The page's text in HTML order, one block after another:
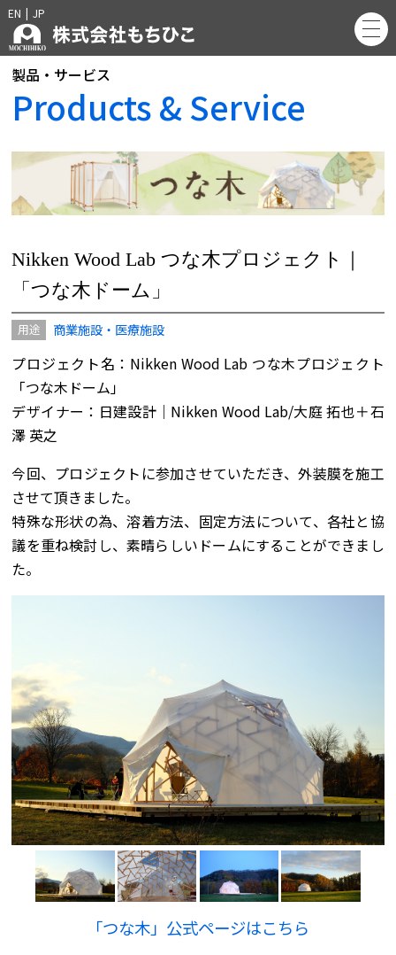
EN | JP
製品・サービス
Products & Service
Nikken Wood Lab つな木プロジェクト｜
「つな木ドーム」
用途 商業施設・医療施設
プロジェクト名：Nikken Wood Lab つな木プロジェクト
「つな木ドーム」
デザイナー：日建設計｜Nikken Wood Lab/大庭 拓也＋石
澤 英之
今回、プロジェクトに参加させていただき、外装膜を施工
させて頂きました。
特殊な形状の為、溶着方法、固定方法について、各社と協
議を重ね検討し、素晴らしいドームにすることができまし
た。
「つな木」公式ページはこちら